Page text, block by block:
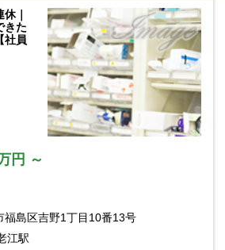
｜
きた
社員
円 ～
福島区吉野1丁目10番13号
江駅